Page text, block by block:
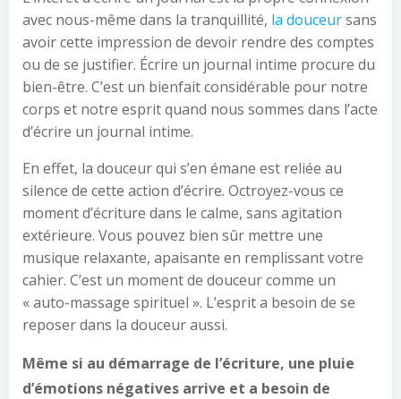
avec nous-même dans la tranquillité, la douceursans
avoir cette impression de devoir rendre des comptes
ou de se justifier. Écrire un journal intime procure du
bien-être. C’est un bienfait considérable pour notre
corps et notre esprit quand nous sommes dans l’acte
d’écrire un journal intime.
En effet, la douceur qui s’en émane est reliée au
silence de cette action d’écrire. Octroyez-vous ce
moment d’écriture dans le calme, sans agitation
extérieure. Vous pouvez bien sûr mettre une
musique relaxante, apaisante en remplissant votre
cahier. C’est un moment de douceur comme un
« auto-massage spirituel ». L’esprit a besoin de se
reposer dans la douceur aussi.
Même si au démarrage de l’écriture, une pluie
d’émotions négatives arrive et a besoin de